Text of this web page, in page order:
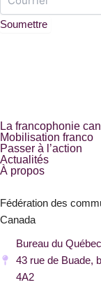
Soumettre
La francophonie
Mobilisation franco
Passer à l’action
Actualités
À propos
Fédération des
Canada
Bureau du Québec
43 rue de Buade,
4A2